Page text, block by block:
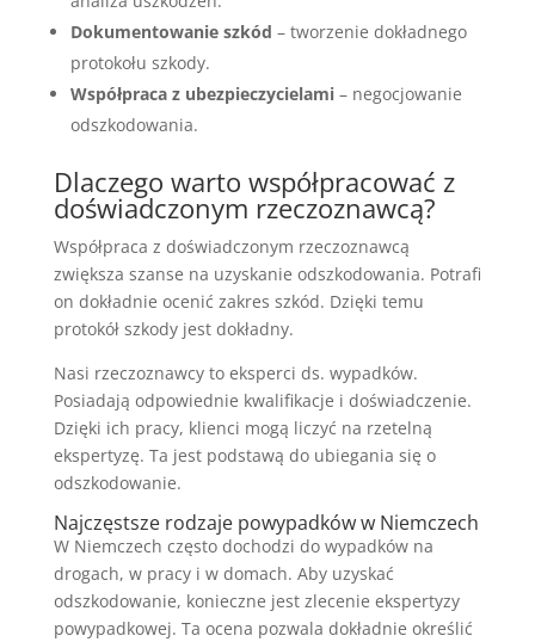
Dokumentowanie szkód – tworzenie dokładnego
protokołu szkody.
Współpraca z ubezpieczycielami– negocjowanie
odszkodowania.
Dlaczego warto współpracować z
doświadczonym rzeczoznawcą?
Współpraca z doświadczonym rzeczoznawcą
zwiększa szanse na uzyskanie odszkodowania. Potrafi
on dokładnie ocenić zakres szkód. Dzięki temu
protokół szkody jest dokładny.
Nasi rzeczoznawcy to eksperci ds. wypadków.
Posiadają odpowiednie kwalifikacje i doświadczenie.
Dzięki ich pracy, klienci mogą liczyć na rzetelną
ekspertyzę. Ta jest podstawą do ubiegania się o
odszkodowanie.
Najczęstsze rodzaje powypadków w Niemczech
W Niemczech często dochodzi do wypadków na
drogach, w pracy i w domach. Aby uzyskać
odszkodowanie, konieczne jest zlecenie ekspertyzy
powypadkowej. Ta ocena pozwala dokładnie określić